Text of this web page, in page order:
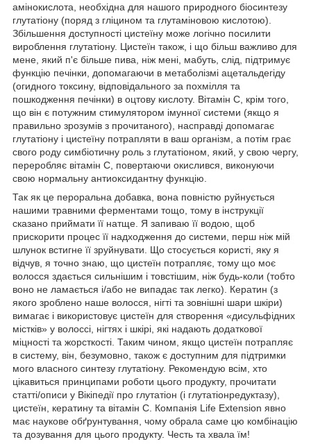
амінокислота, необхідна для нашого природного біосинтезу
глутатіону (поряд з гліцином та глутаміновою кислотою).
Збільшення доступності цистеїну може логічно посилити
вироблення глутатіону. Цистеїн також, і що більш важливо для
мене, який п'є більше пива, ніж мені, мабуть, слід, підтримує
функцію печінки, допомагаючи в метаболізмі ацетальдегіду
(огидного токсину, відповідального за похмілля та
пошкодження печінки) в оцтову кислоту. Вітамін С, крім того,
що він є потужним стимулятором імунної системи (якщо я
правильно зрозумів з прочитаного), насправді допомагає
глутатіону і цистеїну потрапляти в ваш організм, а потім грає
свого роду симбіотичну роль з глутатіоном, який, у свою чергу,
переробляє вітамін С, повертаючи окислився, виконуючи
свою нормальну антиоксидантну функцію.
Так як це пероральна добавка, вона повністю руйнується
нашими травними ферментами тощо, тому в інструкції
сказано приймати її натще. Я запиваю її водою, щоб
прискорити процес її надходження до системи, перш ніж мій
шлунок встигне її зруйнувати. Що стосується користі, яку я
відчув, я точно знаю, що цистеїн потрапляє, тому що моє
волосся здається сильнішим і товстішим, ніж будь-коли (тобто
воно не ламається і/або не випадає так легко). Кератин (з
якого зроблено наше волосся, нігті та зовнішні шари шкіри)
вимагає і використовує цистеїн для створення «дисульфідних
містків» у волоссі, нігтях і шкірі, які надають додаткової
міцності та жорсткості. Таким чином, якщо цистеїн потрапляє
в систему, він, безумовно, також є доступним для підтримки
мого власного синтезу глутатіону. Рекомендую всім, хто
цікавиться принципами роботи цього продукту, прочитати
статті/описи у Вікіпедії про глутатіон (і глутатіонредуктазу),
цистеїн, кератину та вітамін С. Компанія Life Extension явно
має наукове обґрунтування, чому обрала саме цю комбінацію
та дозування для цього продукту. Честь та хвала їм!